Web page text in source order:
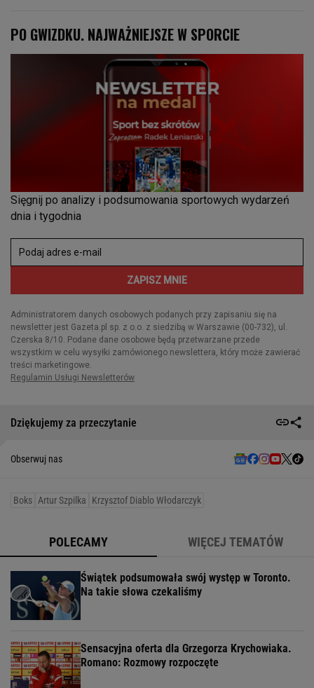
Dziękujemy za przeczytanie
Obserwuj nas
Boks Artur Szpilka Krzysztof Diablo Włodarczyk
POLECAMY WIĘCEJ TEMATÓW
Świątek podsumowała swój występ w Toronto.
Na takie słowa czekaliśmy
Sensacyjna oferta dla Grzegorza Krychowiaka.
Romano: Rozmowy rozpoczęte